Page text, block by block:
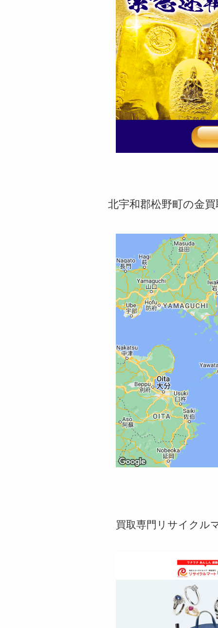
北宇和郡松野町の金
買取専門リサイクル